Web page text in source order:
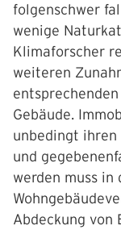
folgenschwer
wenige
Klimaforscher
weiteren
Gebäude.
unbedingt ihren
und
werden muss in
Abdeckung von